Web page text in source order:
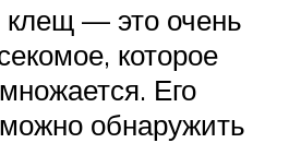
— это очень
которое
Его
обнаружить